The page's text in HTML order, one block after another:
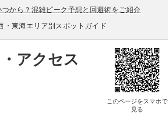
から？混雑ピーク予想と回避術をご紹介
・東海エリア別スポットガイド
アクセス
このページをスマホで
見る